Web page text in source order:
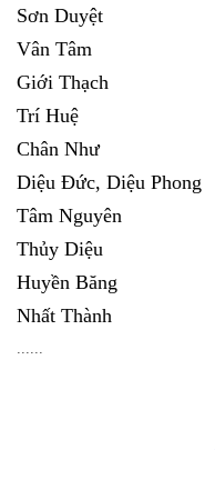
Sơn Duyệt
Vân Tâm
Giới Thạch
Trí Huệ
Chân Như
Diệu Đức, Diệu Phong
Tâm Nguyên
Thủy Diệu
Huyền Băng
Nhất Thành
......